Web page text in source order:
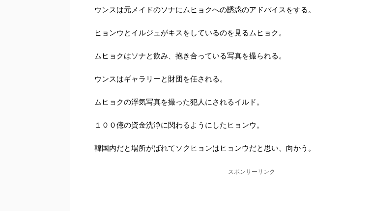
ウンスは元メイドのソナにムヒョクへの誘惑のアドバイスをする。
ヒョンウとイルジュがキスをしているのを見るムヒョク。
ムヒョクはソナと飲み、抱き合っている写真を撮られる。
ウンスはギャラリーと財団を任される。
ムヒョクの浮気写真を撮った犯人にされるイルド。
１００億の資金洗浄に関わるようにしたヒョンウ。
韓国内だと場所がばれてソクヒョンはヒョンウだと思い、向かう。
スポンサーリンク